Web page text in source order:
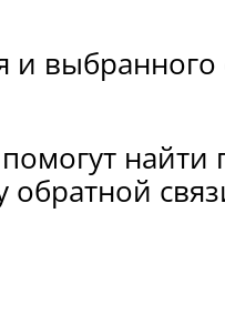
и выбранного
обратной